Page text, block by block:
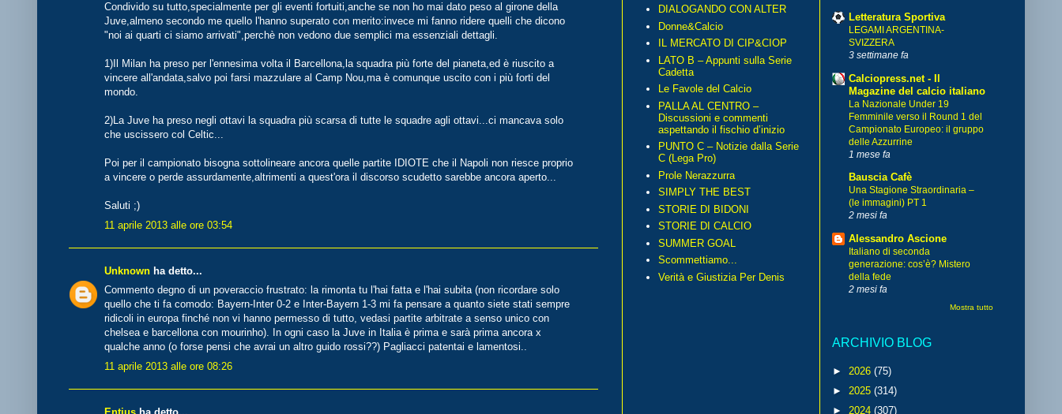
Condivido su tutto,specialmente per gli eventi fortuiti,anche se non ho mai dato peso al girone della
Juve,almeno secondo me quello l'hanno superato con merito:invece mi fanno ridere quelli che dicono
"noi ai quarti ci siamo arrivati",perchè non vedono due semplici ma essenziali dettagli.
1)Il Milan ha preso per l'ennesima volta il Barcellona,la squadra più forte del pianeta,ed è riuscito a
vincere all'andata,salvo poi farsi mazzulare al Camp Nou,ma è comunque uscito con i più forti del
mondo.
2)La Juve ha preso negli ottavi la squadra più scarsa di tutte le squadre agli ottavi...ci mancava solo
che uscissero col Celtic...
Poi per il campionato bisogna sottolineare ancora quelle partite IDIOTE che il Napoli non riesce proprio
a vincere o perde assurdamente,altrimenti a quest'ora il discorso scudetto sarebbe ancora aperto...
Saluti ;)
11 aprile 2013 alle ore 03:54
Unknown ha detto...
Commento degno di un poveraccio frustrato: la rimonta tu l'hai fatta e l'hai subita (non ricordare solo
quello che ti fa comodo: Bayern-Inter 0-2 e Inter-Bayern 1-3 mi fa pensare a quanto siete stati sempre
ridicoli in europa finché non vi hanno permesso di tutto, vedasi partite arbitrate a senso unico con
chelsea e barcellona con mourinho). In ogni caso la Juve in Italia è prima e sarà prima ancora x
qualche anno (o forse pensi che avrai un altro guido rossi??) Pagliacci patentai e lamentosi..
11 aprile 2013 alle ore 08:26
DIALOGANDO CON ALTER
Donne&Calcio
IL MERCATO DI CIP&CIOP
LATO B – Appunti sulla Serie
Cadetta
Le Favole del Calcio
PALLA AL CENTRO –
Discussioni e commenti
aspettando il fischio d’inizio
PUNTO C – Notizie dalla Serie
C (Lega Pro)
Prole Nerazzurra
SIMPLY THE BEST
STORIE DI BIDONI
STORIE DI CALCIO
SUMMER GOAL
Scommettiamo...
Verità e Giustizia Per Denis
Letteratura Sportiva
LEGAMI ARGENTINA-
SVIZZERA
3 settimane fa
Calciopress.net - Il
Magazine del calcio italiano
La Nazionale Under 19
Femminile verso il Round 1 del
Campionato Europeo: il gruppo
delle Azzurrine
1 mese fa
Bauscia Cafè
Una Stagione Straordinaria –
(le immagini) PT 1
2 mesi fa
Alessandro Ascione
Italiano di seconda
generazione: cos’è? Mistero
della fede
2 mesi fa
Mostra tutto
ARCHIVIO BLOG
► 2026 (75)
► 2025 (314)
► 2024 (307)